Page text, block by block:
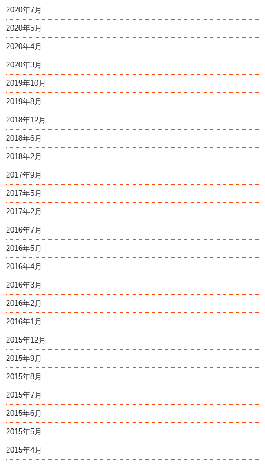
2020年7月
2020年5月
2020年4月
2020年3月
2019年10月
2019年8月
2018年12月
2018年6月
2018年2月
2017年9月
2017年5月
2017年2月
2016年7月
2016年5月
2016年4月
2016年3月
2016年2月
2016年1月
2015年12月
2015年9月
2015年8月
2015年7月
2015年6月
2015年5月
2015年4月